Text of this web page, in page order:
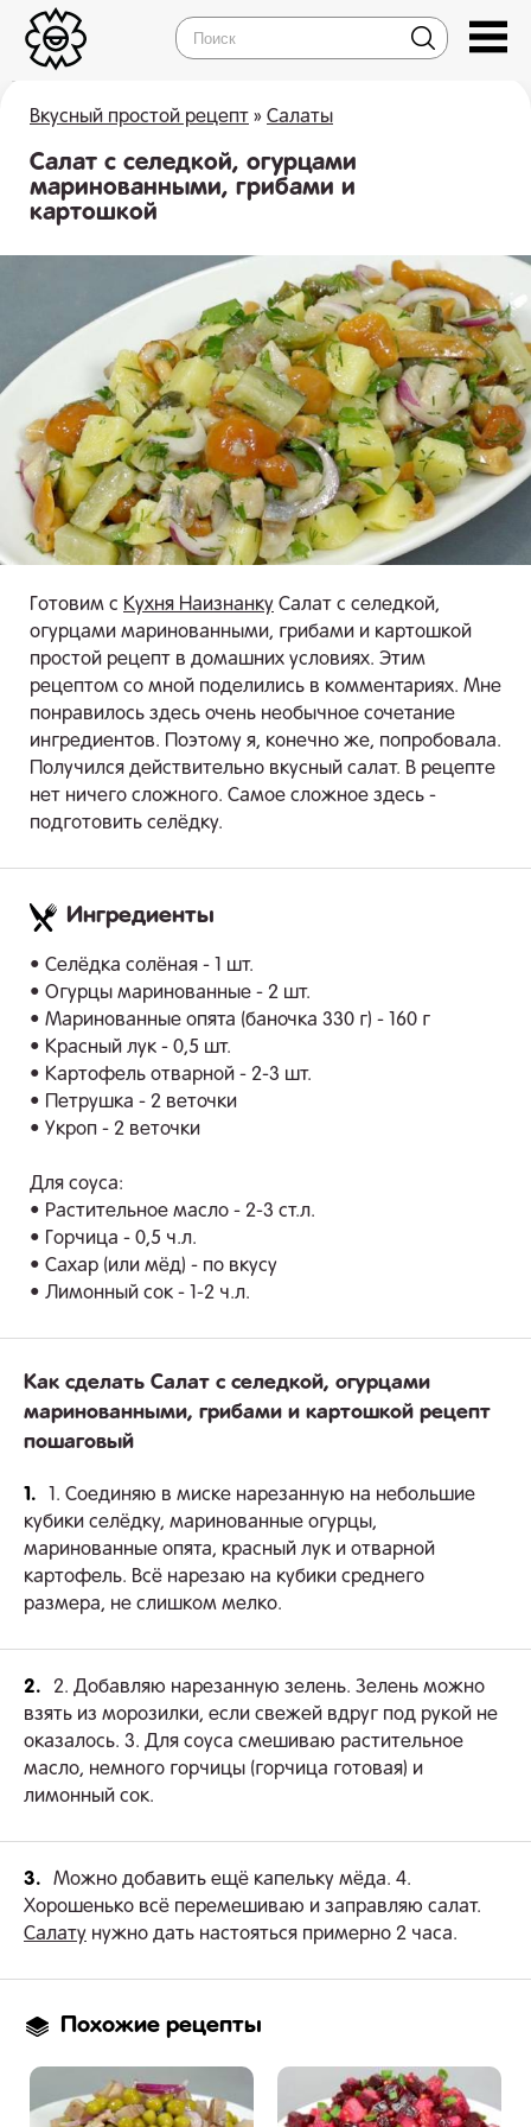
Вкусный простой рецепт » Салаты
Салат с селедкой, огурцами
маринованными, грибами и
картошкой
Готовим с Кухня Наизнанку Салат с селедкой,
огурцами маринованными, грибами и картошкой
простой рецепт в домашних условиях. Этим
рецептом со мной поделились в комментариях. Мне
понравилось здесь очень необычное сочетание
ингредиентов. Поэтому я, конечно же, попробовала.
Получился действительно вкусный салат. В рецепте
нет ничего сложного. Самое сложное здесь -
подготовить селёдку.
Ингредиенты
• Селёдка солёная - 1 шт.
• Огурцы маринованные - 2 шт.
• Маринованные опята (баночка 330 г) - 160 г
• Красный лук - 0,5 шт.
• Картофель отварной - 2-3 шт.
• Петрушка - 2 веточки
• Укроп - 2 веточки
Для соуса:
• Растительное масло - 2-3 ст.л.
• Горчица - 0,5 ч.л.
• Сахар (или мёд) - по вкусу
• Лимонный сок - 1-2 ч.л.
Как сделать Салат с селедкой, огурцами
маринованными, грибами и картошкой рецепт
пошаговый
1.
1. Соединяю в миске нарезанную на небольшие
кубики селёдку, маринованные огурцы,
маринованные опята, красный лук и отварной
картофель. Всё нарезаю на кубики среднего
размера, не слишком мелко.
2.
2. Добавляю нарезанную зелень. Зелень можно
взять из морозилки, если свежей вдруг под рукой не
оказалось. 3. Для соуса смешиваю растительное
масло, немного горчицы (горчица готовая) и
лимонный сок.
3.
Можно добавить ещё капельку мёда. 4.
Хорошенько всё перемешиваю и заправляю салат.
Салату нужно дать настояться примерно 2 часа.
Похожие рецепты